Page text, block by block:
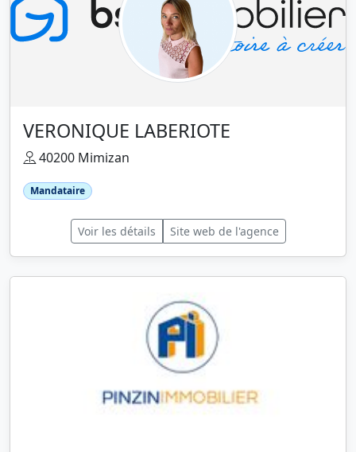
VERONIQUE LABERIOTE
40200 Mimizan
Mandataire
Voir les détails Site web de l'agence